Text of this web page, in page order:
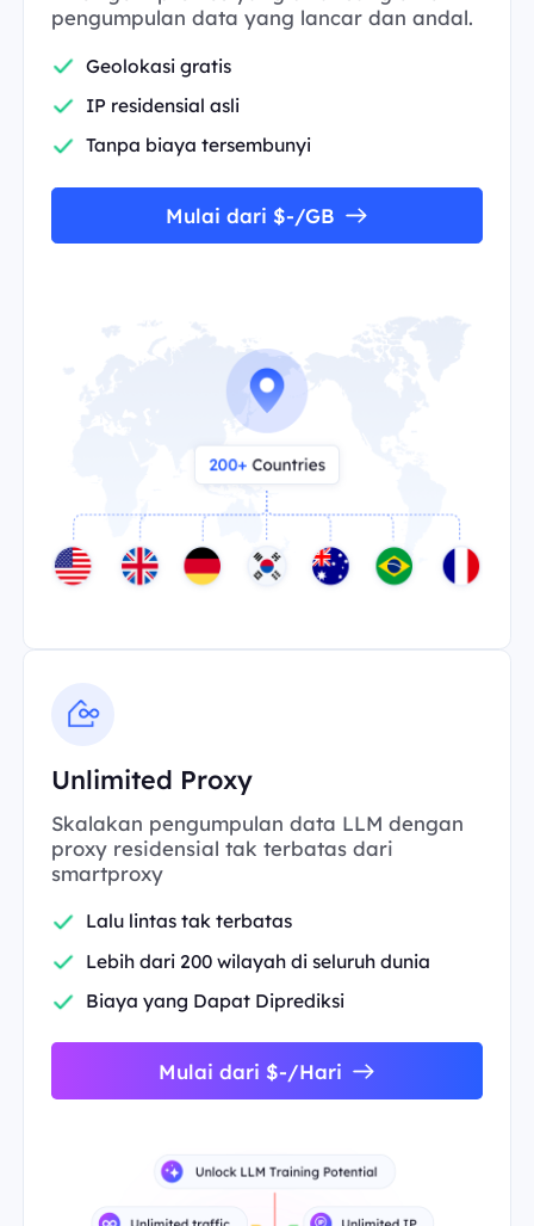
pengumpulan data yang lancar dan andal.
Geolokasi gratis
IP residensial asli
Tanpa biaya tersembunyi
Mulai dari $-/GB
Unlimited Proxy
Skalakan pengumpulan data LLM dengan
proxy residensial tak terbatas dari
smartproxy
Lalu lintas tak terbatas
Lebih dari 200 wilayah di seluruh dunia
Biaya yang Dapat Diprediksi
Mulai dari $-/Hari